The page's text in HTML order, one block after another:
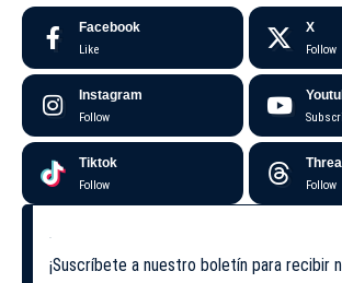
Facebook
Like
X
Follow
Instagram
Follow
Tiktok
Follow Follow
¡Suscríbete a nuestro boletín para recibir